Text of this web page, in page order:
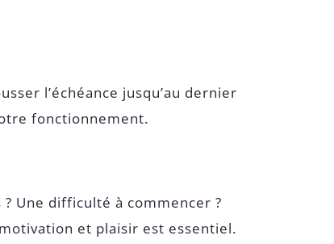
l’échéance jusqu’au dernier
fonctionnement.
? Une difficulté à commencer ?
et plaisir est essentiel.